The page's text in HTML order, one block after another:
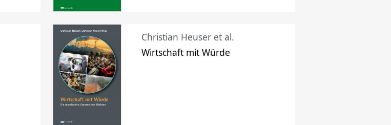
Christian Heuser et al.
Wirtschaft mit Würde